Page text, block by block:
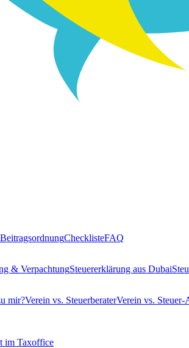
BeitragsordnungChecklisteFAQ
& VerpachtungSteuererklärung aus Dubai
mir?Verein vs. SteuerberaterVerein vs. Steuer-
im Taxoffice